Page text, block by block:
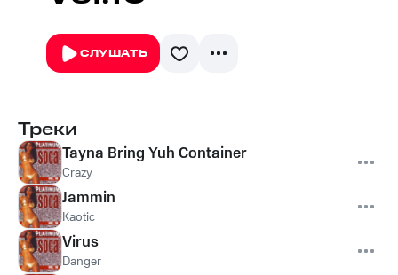
СЛУШАТЬ
Треки
Tayna Bring Yuh Container
Crazy
Jammin
Kaotic
Virus
Danger